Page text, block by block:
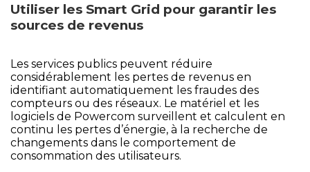
Utiliser les Smart Grid pour garantir les
sources de revenus
Les services publics peuvent réduire
considérablement les pertes de revenus en
identifiant automatiquement les fraudes des
compteurs ou des réseaux. Le matériel et les
logiciels de Powercom surveillent et calculent en
continu les pertes d’énergie, à la recherche de
changements dans le comportement de
consommation des utilisateurs.